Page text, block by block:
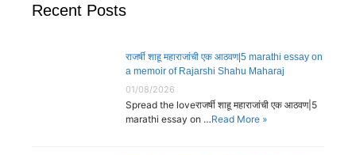
Recent Posts
राजर्षी शाहू महाराजांची एक आठवण|5 marathi essay on
a memoir of Rajarshi Shahu Maharaj
01/08/2026
Spread the loveराजर्षी शाहू महाराजांची एक आठवण|5
marathi essay on …Read More »